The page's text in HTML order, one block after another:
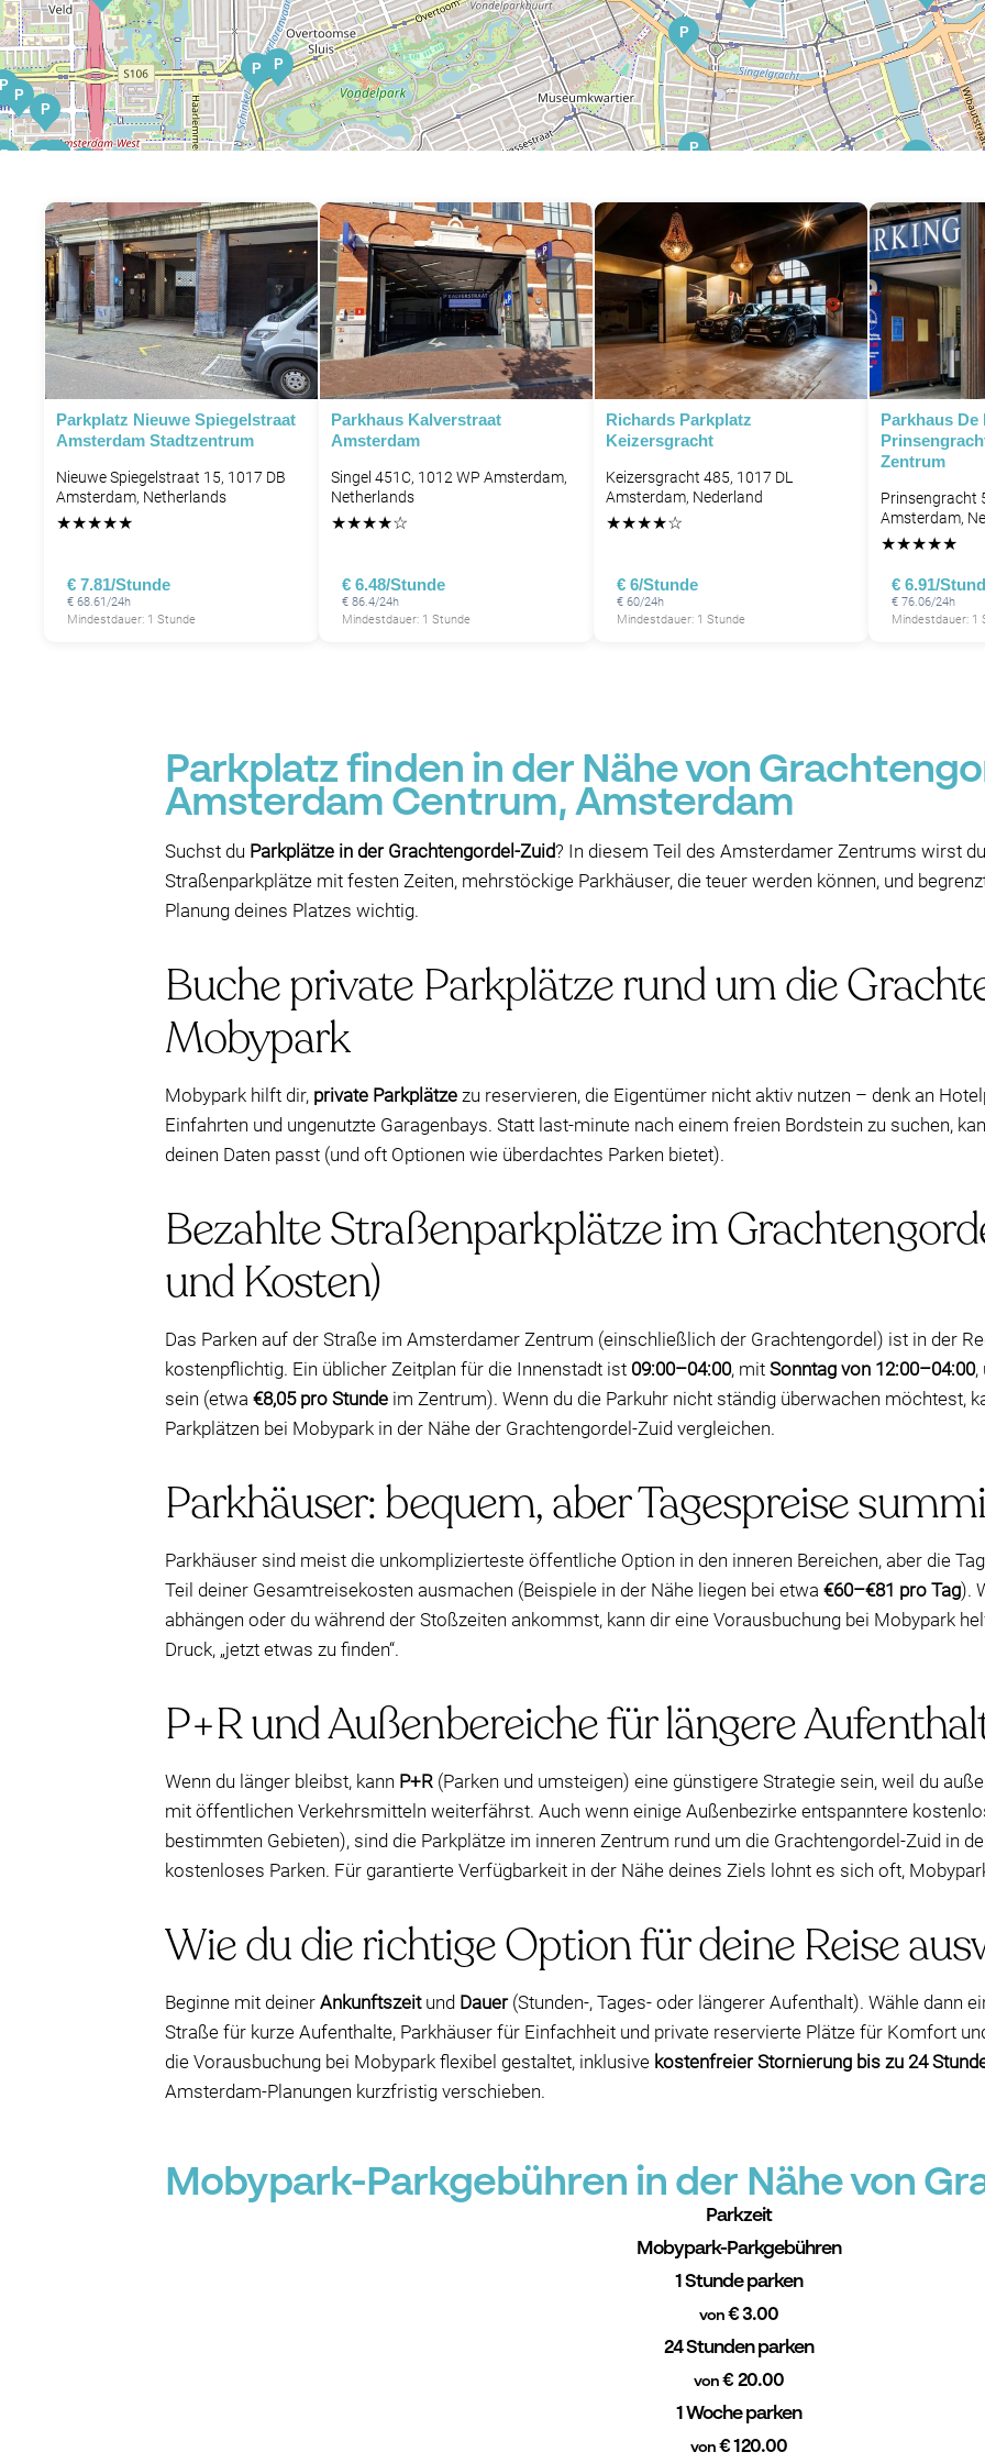
P
P P
P P
P
P
P
P
P
P
P
P
P
P
P
P
P
P
P
P
P
P
P
P
P
Parkplatz Nieuwe Spiegelstraat
Amsterdam Stadtzentrum
Nieuwe Spiegelstraat 15, 1017 DB
Amsterdam, Netherlands
★★★★★
€ 7.81/Stunde
€ 68.61/24h
Mindestdauer: 1 Stunde
Parkhaus Kalverstraat
Amsterdam
Singel 451C, 1012 WP Amsterdam,
Netherlands
★★★★☆
€ 6.48/Stunde
€ 86.4/24h
Mindestdauer: 1 Stunde
Richards Parkplatz
Keizersgracht
Keizersgracht 485, 1017 DL
Amsterdam, Nederland
★★★★☆
€ 6/Stunde
€ 60/24h
Mindestdauer: 1 Stunde
Parkhaus De
Zentrum
Prinsengracht
Amsterdam,
★★★★★
€ 6.91/
€ 76.06/24h
Mindestdauer: 1
Parkplatz finden in der Nähe von
Amsterdam Centrum, Amsterdam
Suchst du Parkplätze in der Grachtengordel-Zuid? In diesem Teil des Amsterdamer Zentrums wirst
Straßenparkplätze mit festen Zeiten, mehrstöckige Parkhäuser, die teuer werden können, und
Planung deines Platzes wichtig.
Buche private Parkplätze rund um die
Mobypark
Mobypark hilft dir, private Parkplätze zu reservieren, die Eigentümer nicht aktiv nutzen – denk an
Einfahrten und ungenutzte Garagenbays. Statt last-minute nach einem freien Bordstein zu suchen,
deinen Daten passt (und oft Optionen wie überdachtes Parken bietet).
Bezahlte Straßenparkplätze im
und Kosten)
Das Parken auf der Straße im Amsterdamer Zentrum (einschließlich der Grachtengordel) ist in der
kostenpflichtig. Ein üblicher Zeitplan für die Innenstadt ist 09:00–04:00, mit Sonntag von 12:00–04:00,
sein (etwa €8,05 pro Stunde im Zentrum). Wenn du die Parkuhr nicht ständig überwachen möchtest,
Parkplätzen bei Mobypark in der Nähe der Grachtengordel-Zuid vergleichen.
Parkhäuser: bequem, aber Tagespreise
Parkhäuser sind meist die unkomplizierteste öffentliche Option in den inneren Bereichen, aber die
Teil deiner Gesamtreisekosten ausmachen (Beispiele in der Nähe liegen bei etwa €60–€81 pro Tag).
abhängen oder du während der Stoßzeiten ankommst, kann dir eine Vorausbuchung bei Mobypark
Druck, „jetzt etwas zu finden“.
P+R und Außenbereiche für längere
Wenn du länger bleibst, kann P+R (Parken und umsteigen) eine günstigere Strategie sein, weil du
mit öffentlichen Verkehrsmitteln weiterfährst. Auch wenn einige Außenbezirke entspanntere
bestimmten Gebieten), sind die Parkplätze im inneren Zentrum rund um die Grachtengordel-Zuid in
kostenloses Parken. Für garantierte Verfügbarkeit in der Nähe deines Ziels lohnt es sich oft,
Wie du die richtige Option für deine Reise
Beginne mit deiner Ankunftszeitund Dauer(Stunden-, Tages- oder längerer Aufenthalt). Wähle dann
Straße für kurze Aufenthalte, Parkhäuser für Einfachheit und private reservierte Plätze für Komfort
die Vorausbuchung bei Mobypark flexibel gestaltet, inklusive kostenfreier Stornierung bis zu 24
Amsterdam-Planungen kurzfristig verschieben.
Mobypark-Parkgebühren in der Nähe von
Parkzeit
Mobypark-Parkgebühren
1 Stunde parken
von€ 3.00
24 Stunden parken
von € 20.00
1 Woche parken
von € 120.00